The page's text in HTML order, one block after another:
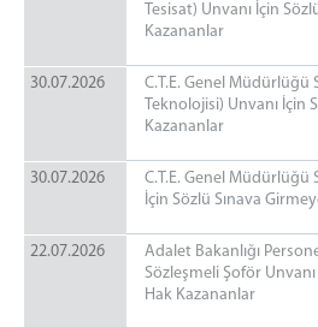
Oltu Adli Destek ve Mağdur
Oltu Denetimli Serbestlik Müdürlüğü
Denetimli Serbestlik Mevzuatı
Denetimli Serbestlik Koruma
Denetimli Serbestlik Ulaşım ve
Tesisat) Unvanı İçin
Kazananlar
30.07.2026
C.T.E. Genel Müdürlüğü
Teknolojisi) Unvanı İçin
Kazananlar
30.07.2026
C.T.E. Genel Müdürlüğü
İçin Sözlü Sınava
22.07.2026
Adalet Bakanlığı
Sözleşmeli Şoför
Hak Kazananlar